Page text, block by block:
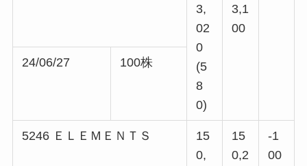
3,
02
0
(5
8
0)
3,1
00
24/06/27 100株
5246 ＥＬＥＭＥＮＴＳ
15
0,
15
0,2
-1
00